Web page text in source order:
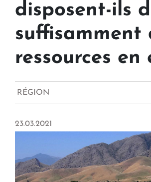
disposent-ils
suffisamment
ressources en
RÉGION
23.03.2021